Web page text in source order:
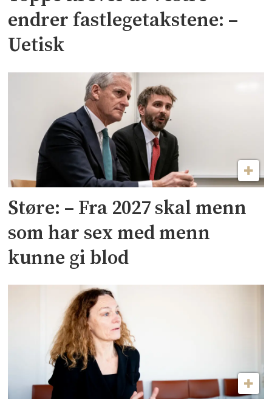
endrer fastlegetakstene: –
Uetisk
Støre: – Fra 2027 skal menn
som har sex med menn
kunne gi blod